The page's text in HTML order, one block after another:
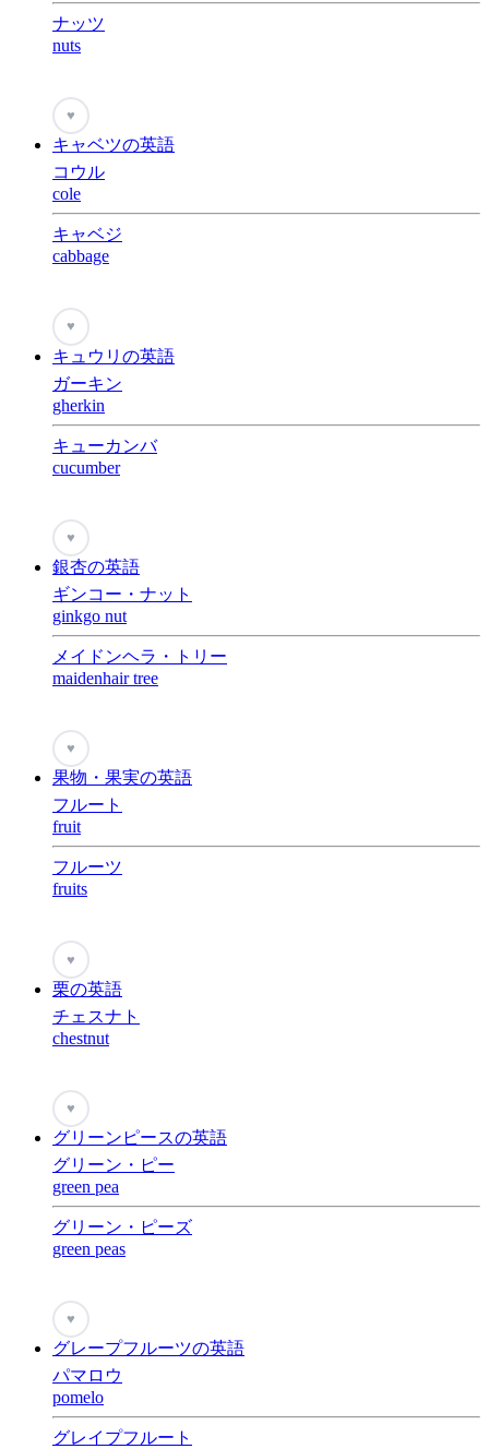
ナッツ
nuts
♥
キャベツの英語
コウル
cole
キャベジ
cabbage
♥
キュウリの英語
ガーキン
gherkin
キューカンバ
cucumber
♥
銀杏の英語
ギンコー・ナット
ginkgo nut
メイドンヘラ・トリー
maidenhair tree
♥
果物・果実の英語
フルート
fruit
フルーツ
fruits
♥
栗の英語
チェスナト
chestnut
♥
グリーンピースの英語
グリーン・ピー
green pea
グリーン・ピーズ
green peas
♥
グレープフルーツの英語
パマロウ
pomelo
グレイプフルート